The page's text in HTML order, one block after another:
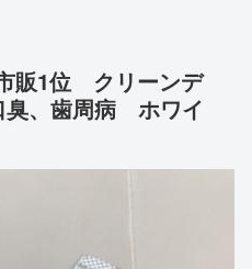
販1位 クリーンデ
、歯周病 ホワイ